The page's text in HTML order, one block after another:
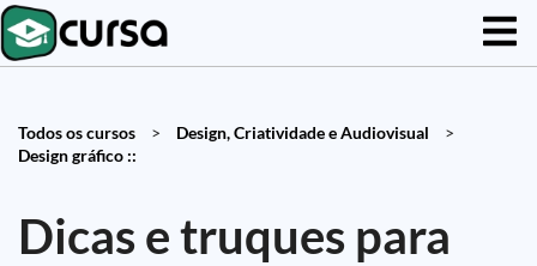
Todos os cursos > Design, Criatividade e Audiovisual
>
Design gráfico ::
Dicas e truques para